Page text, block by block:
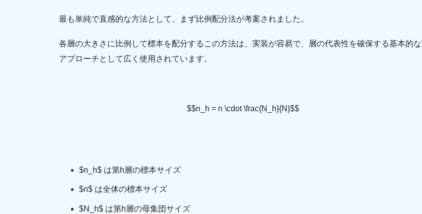
最も単純で直感的な方法として、まず比例配分法が考案されました。
各層の大きさに比例して標本を配分するこの方法は、実装が容易で、層の代表性を確保する基本的な
アプローチとして広く使用されています。
$$n_h = n \cdot \frac{N_h}{N}$$
$n_h$ は第h層の標本サイズ
$n$ は全体の標本サイズ
$N_h$ は第h層の母集団サイズ